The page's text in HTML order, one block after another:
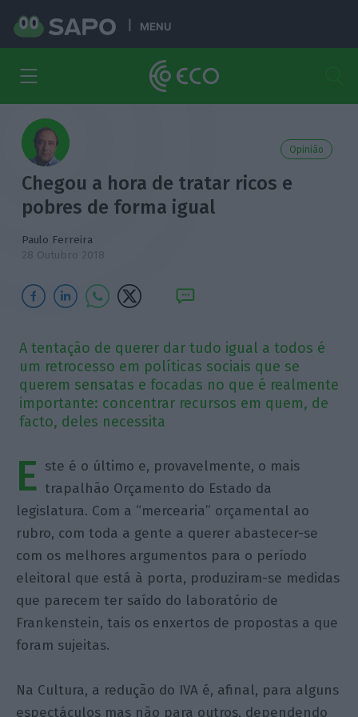
MENU
Opinião
Chegou a hora de tratar ricos e
pobres de forma igual
Paulo Ferreira
28 Outubro 2018
A tentação de querer dar tudo igual a todos é
um retrocesso em políticas sociais que se
querem sensatas e focadas no que é realmente
importante: concentrar recursos em quem, de
facto, deles necessita
E ste é o último e, provavelmente, o mais
trapalhão Orçamento do Estado da
legislatura. Com a “mercearia” orçamental ao
rubro, com toda a gente a querer abastecer-se
com os melhores argumentos para o período
eleitoral que está à porta, produziram-se medidas
que parecem ter saído do laboratório de
Frankenstein, tais os enxertos de propostas a que
foram sujeitas.
Na Cultura, a redução do IVA é, afinal, para alguns
espectáculos mas não para outros, dependendo